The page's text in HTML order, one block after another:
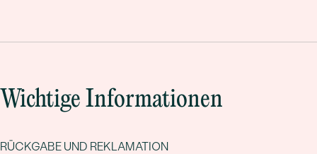
Wichtige Informationen
RÜCKGABE UND REKLAMATION